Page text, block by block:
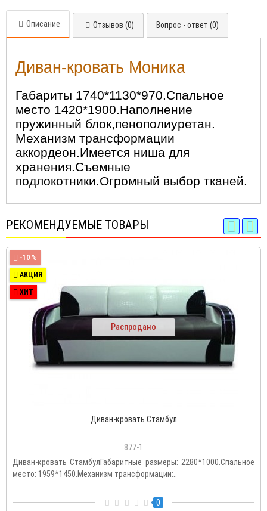
Описание Отзывов (0) Вопрос - ответ (0)
Диван-кровать Моника
Габариты 1740*1130*970.Спальное
место 1420*1900.Наполнение
пружинный блок,пенополиуретан.
Механизм трансформации
аккордеон.Имеется ниша для
хранения.Съемные
подлокотники.Огромный выбор тканей.
РЕКОМЕНДУЕМЫЕ ТОВАРЫ
-10 %
АКЦИЯ
ХИТ
Распродано
Диван-кровать Стамбул
877-1
Диван-кровать СтамбулГабаритные размеры: 2280*1000.Спальное
место: 1959*1450.Механизм трансформации:..
0